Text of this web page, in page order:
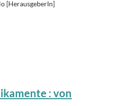
[HerausgeberIn]
: von